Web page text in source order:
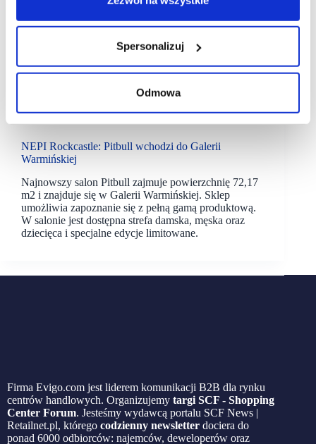
Spersonalizuj
Odmowa
Rockcastle
pitbull
NEPI Rockcastle: Pitbull wchodzi do Galerii
Warmińskiej
Najnowszy salon Pitbull zajmuje powierzchnię 72,17
m2 i znajduje się w Galerii Warmińskiej. Sklep
umożliwia zapoznanie się z pełną gamą produktową.
W salonie jest dostępna strefa damska, męska oraz
dziecięca i specjalne edycje limitowane.
Firma Evigo.com jest liderem komunikacji B2B dla rynku
centrów handlowych. Organizujemy targi SCF - Shopping
Center Forum. Jesteśmy wydawcą portalu SCF News |
Retailnet.pl, którego codzienny newsletter dociera do
ponad 6000 odbiorców: najemców, deweloperów oraz